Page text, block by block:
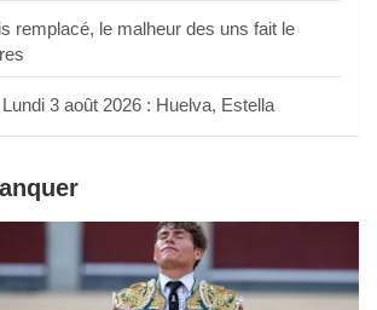
remplacé, le malheur des uns fait le
3 août 2026 : Huelva, Estella